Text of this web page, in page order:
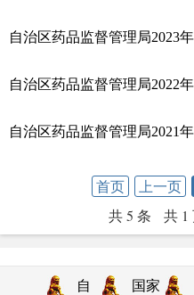
首页 上一页
共 5 条
共 1
自
国家